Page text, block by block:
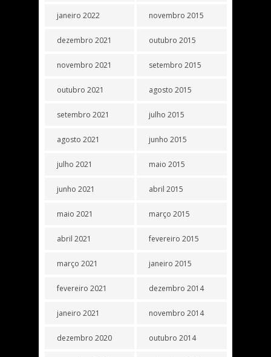
janeiro 2022
dezembro 2021
novembro 2021
outubro 2021
setembro 2021
agosto 2021
julho 2021
junho 2021
maio 2021
abril 2021
março 2021
fevereiro 2021
janeiro 2021
dezembro 2020
novembro 2015
outubro 2015
setembro 2015
agosto 2015
julho 2015
junho 2015
maio 2015
abril 2015
março 2015
fevereiro 2015
janeiro 2015
dezembro 2014
novembro 2014
outubro 2014